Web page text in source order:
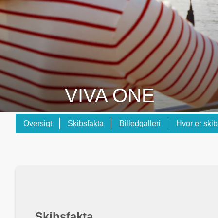
VIVA ONE
Oversigt Skibsfakta Billedgalleri Hvor er